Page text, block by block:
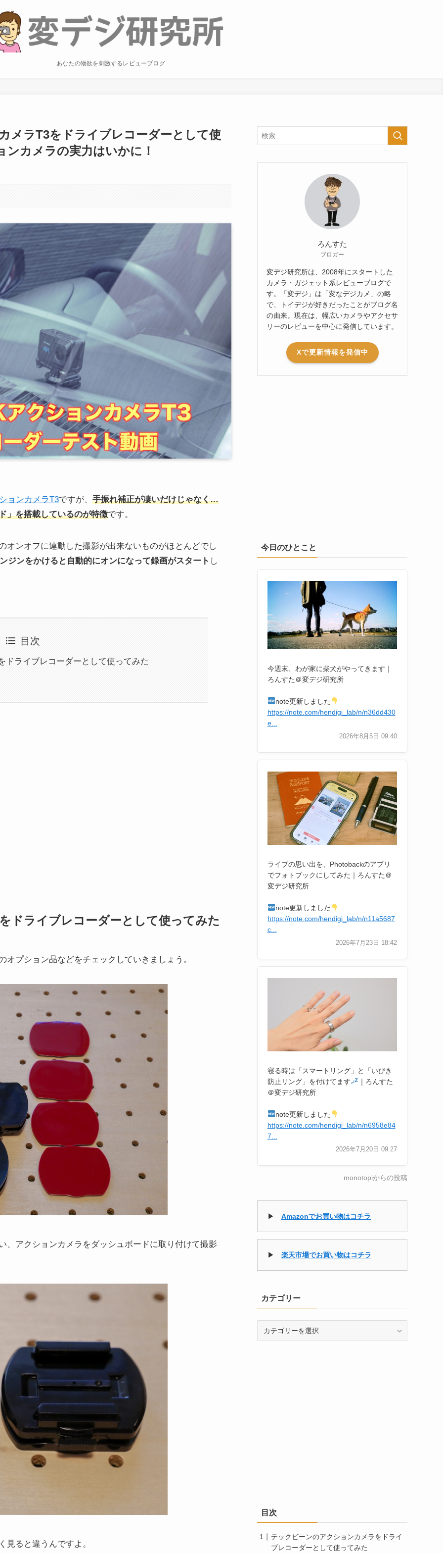
あなたの物欲を刺激するレビューブログ
メラT3をドライブレコーダーとして使
カメラの実力はいかに！
ョンカメラT3ですが、 手振れ補正が凄いだけじゃなく…
」を搭載しているのが特徴です。
オンオフに連動した撮影が出来ないものがほとんどでし
ジンをかけると自動的にオンになって録画がスタート し
目次
ドライブレコーダーとして使ってみた
ドライブレコーダーとして使ってみた
プション品などをチェックしていきましょう。
、アクションカメラをダッシュボードに取り付けて撮影
ると違うんですよ。
ろんすた
ブロガー
変デジ研究所は、2008年にスタートした
カメラ・ガジェット系レビューブログで
す。「変デジ」は「変なデジカメ」の略
で、トイデジが好きだったことがブログ名
の由来。現在は、幅広いカメラやアクセサ
リーのレビューを中心に発信しています。
Xで更新情報を発信中
今日のひとこと
今週末、わが家に柴犬がやってきます｜
ろんすた＠変デジ研究所
note更新しました
https://note.com/hendigi_lab/n/n36dd430
e...
2026年8月5日 09:40
ライブの思い出を、Photobackのアプリ
でフォトブックにしてみた｜ろんすた＠
変デジ研究所
note更新しました
https://note.com/hendigi_lab/n/n11a5687
c...
2026年7月23日 18:42
寝る時は「スマートリング」と「いびき
防止リング」を付けてます
｜ろんすた
＠変デジ研究所
note更新しました
https://note.com/hendigi_lab/n/n6958e84
7...
2026年7月20日 09:27
monotopiからの投稿
▶ Amazonでお買い物はコチラ
▶ 楽天市場でお買い物はコチラ
カテゴリー
目次
テックビーンのアクションカメラをドライ
ブレコーダーとして使ってみた